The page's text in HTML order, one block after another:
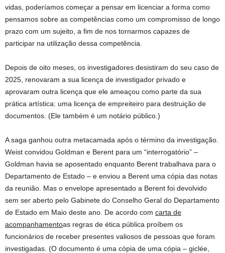
vidas, poderíamos começar a pensar em licenciar a forma como
pensamos sobre as competências como um compromisso de longo
prazo com um sujeito, a fim de nos tornarmos capazes de
participar na utilização dessa competência.
Depois de oito meses, os investigadores desistiram do seu caso de
2025, renovaram a sua licença de investigador privado e
aprovaram outra licença que ele ameaçou como parte da sua
prática artística: uma licença de empreiteiro para destruição de
documentos. (Ele também é um notário público.)
A saga ganhou outra metacamada após o término da investigação.
Weist convidou Goldman e Berent para um “interrogatório” –
Goldman havia se aposentado enquanto Berent trabalhava para o
Departamento de Estado – e enviou a Berent uma cópia das notas
da reunião. Mas o envelope apresentado a Berent foi devolvido
sem ser aberto pelo Gabinete do Conselho Geral do Departamento
de Estado em Maio deste ano. De acordo com carta de
acompanhamentoas regras de ética pública proíbem os
funcionários de receber presentes valiosos de pessoas que foram
investigadas. (O documento é uma cópia de uma cópia – giclée,